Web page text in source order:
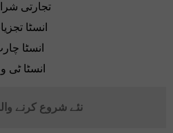
تجارتی
انسٹا
انسٹا
انسٹا ٹی
نئے شروع کرنے